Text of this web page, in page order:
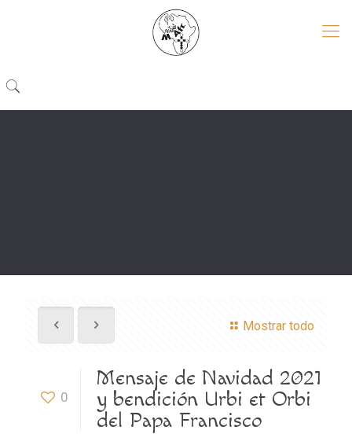
Mostrar todo
0
Mensaje de Navidad 2021
y bendición Urbi et Orbi
del Papa Francisco